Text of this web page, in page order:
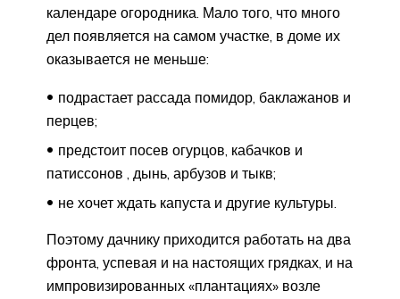
календаре огородника. Мало того, что много
дел появляется на самом участке, в доме их
оказывается не меньше:
подрастает рассада помидор, баклажанов и
перцев;
предстоит посев огурцов, кабачков и
патиссонов , дынь, арбузов и тыкв;
не хочет ждать капуста и другие культуры.
Поэтому дачнику приходится работать на два
фронта, успевая и на настоящих грядках, и на
импровизированных «плантациях» возле